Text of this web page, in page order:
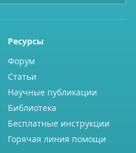
Ресурсы
Форум
Статьи
Научные публикации
Библиотека
Бесплатные инструкции
Горячая линия помощи